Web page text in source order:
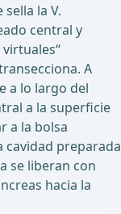
la V.
central y
A
a lo largo del
a la superficie
a la bolsa
cavidad preparada
se liberan con
hacia la